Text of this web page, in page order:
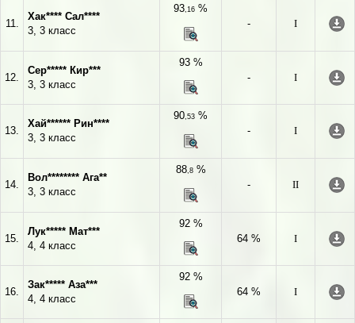
11.
Хак**** Сал****
3, 3 класс
93,16 %
-
I
12.
Сер***** Кир***
3, 3 класс
93 %
-
I
13.
Хай****** Рин****
3, 3 класс
90,53 %
-
I
14.
Вол******** Ага**
3, 3 класс
88,8%
-
II
15.
Лук***** Мат***
4, 4 класс
92 %
64 %
I
16.
Зак***** Аза***
4, 4 класс
92 %
64 %
I